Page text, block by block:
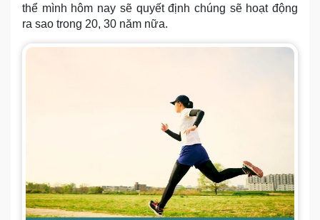
thể mình hôm nay sẽ quyết định chúng sẽ hoạt động
ra sao trong 20, 30 năm nữa.